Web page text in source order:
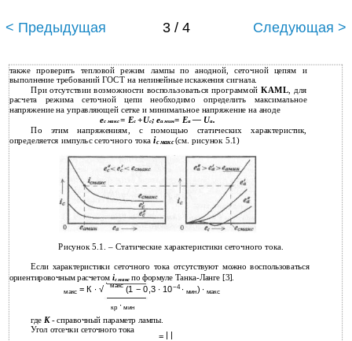
< Предыдущая 3 / 4 Следующая >
также проверить тепловой режим лампы по анодной, сеточной цепям и
выполнение требований ГОСТ на нелинейные искажения сигнала.
При отсутствии возможности воспользоваться программой KAML, для
расчета режима сеточной цепи необходимо определить максимальное
напряжение на управляющей сетке и минимальное напряжение на аноде
еc макс= Ес+Uс; еа мин= Еа— Uа.
По этим напряжениям, с помощью статических характеристик,
определяется импульс сеточного токаic макс(см. рисунок 5.1)
Рисунок 5.1. – Статические характеристики сеточного тока.
Если характеристики сеточного тока отсутствуют можно воспользоваться
ориентировочным расчетом iс макс по формуле Танка-Ланге [3].
макс = К ∙ √
∙макс(1 − 0,3 ∙ 10−4 ∙мин) ∙макс
кр ∙мин
где К- справочный параметр лампы.
Угол отсечки сеточного тока
=